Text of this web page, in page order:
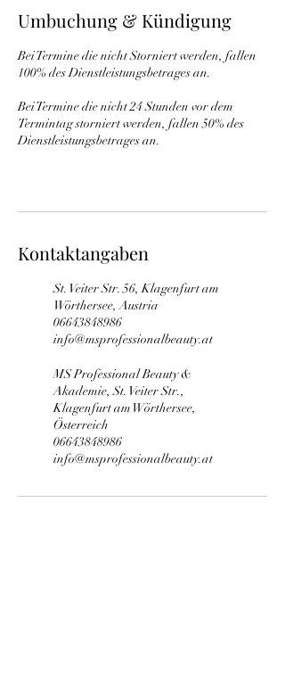
Umbuchung & Kündigung
Bei Termine die nicht Storniert werden, fallen
100% des Dienstleistungsbetrages an.
Bei Termine die nicht 24 Stunden vor dem
Termintag storniert werden, fallen 50% des
Dienstleistungsbetrages an.
Kontaktangaben
St. Veiter Str. 56, Klagenfurt am
Wörthersee, Austria
06643848986
info@msprofessionalbeauty.at
MS Professional Beauty &
Akademie, St. Veiter Str.,
Klagenfurt am Wörthersee,
Österreich
06643848986
info@msprofessionalbeauty.at